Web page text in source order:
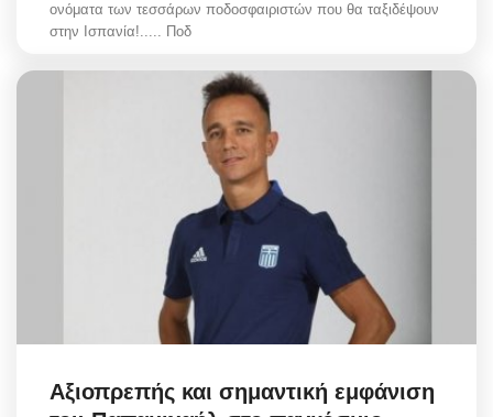
ονόματα των τεσσάρων ποδοσφαιριστών που θα ταξιδέψουν
στην Ισπανία!..... Ποδ
Αξιοπρεπής και σημαντική εμφάνιση